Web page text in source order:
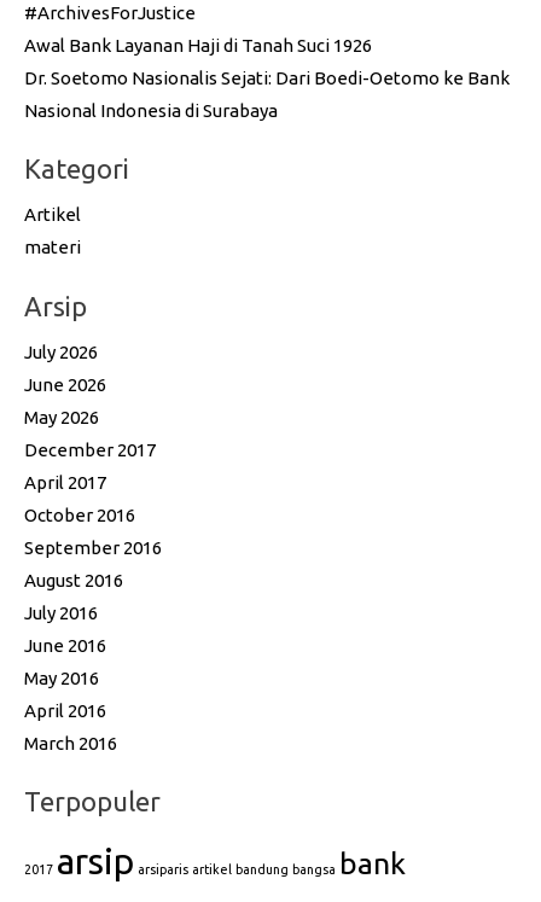
#ArchivesForJustice
Awal Bank Layanan Haji di Tanah Suci 1926
Dr. Soetomo Nasionalis Sejati: Dari Boedi-Oetomo ke Bank
Nasional Indonesia di Surabaya
Kategori
Artikel
materi
Arsip
July 2026
June 2026
May 2026
December 2017
April 2017
October 2016
September 2016
August 2016
July 2016
June 2016
May 2016
April 2016
March 2016
Terpopuler
2017 arsip arsiparis artikel bandung bangsa bank